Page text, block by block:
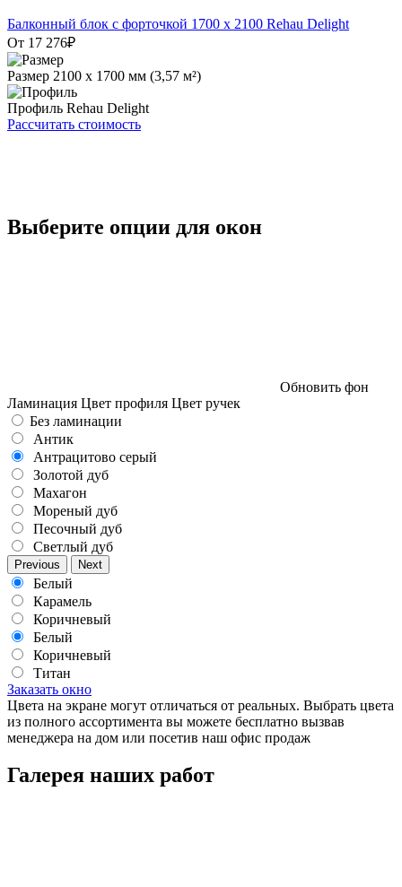
Балконный блок с форточкой 1700 x 2100 Rehau Delight
От 17 276₽
Размер 2100 х 1700 мм (3,57 м²)
Профиль Rehau Delight
Рассчитать стоимость
Выберите опции для окон
Обновить фон
Ламинация Цвет профиля Цвет ручек
Без ламинации
Антик
Антрацитово серый
Золотой дуб
Махагон
Мореный дуб
Песочный дуб
Светлый дуб
Previous Next
Белый
Карамель
Коричневый
Белый
Коричневый
Титан
Заказать окно
Цвета на экране могут отличаться от реальных. Выбрать цвета
из полного ассортимента вы можете бесплатно вызвав
менеджера на дом или посетив наш офис продаж
Галерея наших работ